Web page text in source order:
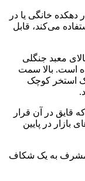
خانگی یا در
می‌کند، قابل
معبد جنگلی
است. بالا سمت
استخر کوچک
قایق در آن قرار
بازار در پایین
مشرف به یک شکاف